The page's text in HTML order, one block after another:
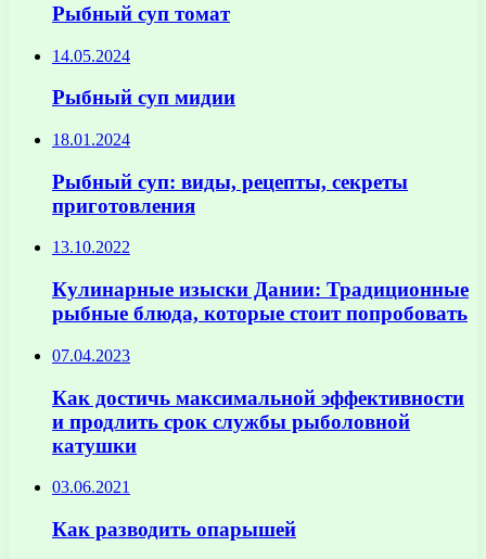
Рыбный суп томат
14.05.2024
Рыбный суп мидии
18.01.2024
Рыбный суп: виды, рецепты, секреты
приготовления
13.10.2022
Кулинарные изыски Дании: Традиционные
рыбные блюда, которые стоит попробовать
07.04.2023
Как достичь максимальной эффективности
и продлить срок службы рыболовной
катушки
03.06.2021
Как разводить опарышей